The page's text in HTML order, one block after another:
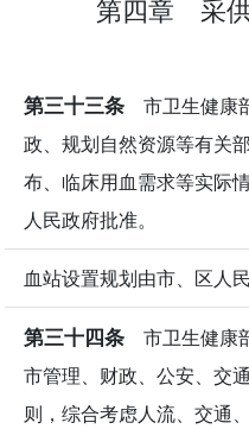
第四章 采
第三十三条 市卫生健康
政、规划自然资源等有关
布、临床用血需求等实际
人民政府批准。
血站设置规划由市、区人
第三十四条 市卫生健康
市管理、财政、公安、交
则，综合考虑人流、交通